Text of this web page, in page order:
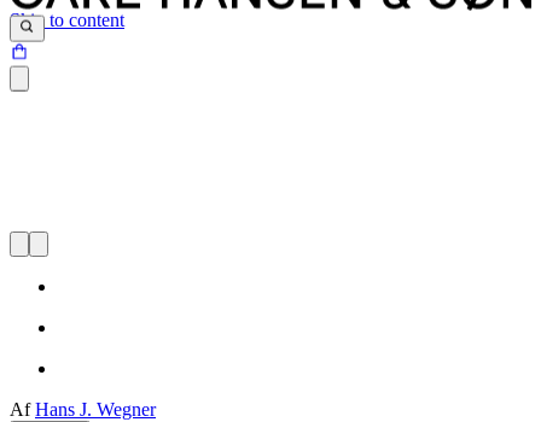
Skip to content
AfHans J. Wegner